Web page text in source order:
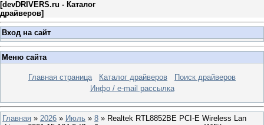
[devDRIVERS.ru - Каталог
драйверов]
Вход на сайт
Меню сайта
Главная страница Каталог драйверов
Поиск драйверов
Инфо / e-mail рассылка
Главная » 2026 » Июль » 8 » Realtek RTL8852BE PCI-E Wireless Lan